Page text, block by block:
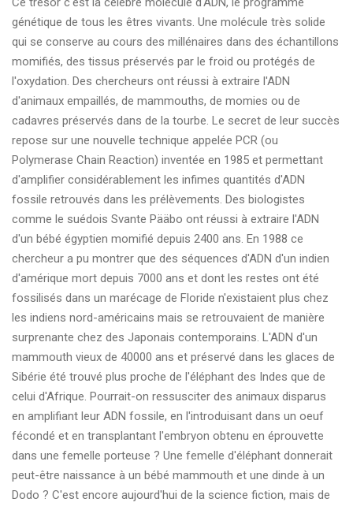
génétique de tous les êtres vivants. Une molécule très solide
qui se conserve au cours des millénaires dans des échantillons
momifiés, des tissus préservés par le froid ou protégés de
l'oxydation. Des chercheurs ont réussi à extraire l'ADN
d'animaux empaillés, de mammouths, de momies ou de
cadavres préservés dans de la tourbe. Le secret de leur succès
repose sur une nouvelle technique appelée PCR (ou
Polymerase Chain Reaction) inventée en 1985 et permettant
d'amplifier considérablement les infimes quantités d'ADN
fossile retrouvés dans les prélèvements. Des biologistes
comme le suédois Svante Pääbo ont réussi à extraire l'ADN
d'un bébé égyptien momifié depuis 2400 ans. En 1988 ce
chercheur a pu montrer que des séquences d'ADN d'un indien
d'amérique mort depuis 7000 ans et dont les restes ont été
fossilisés dans un marécage de Floride n'existaient plus chez
les indiens nord-américains mais se retrouvaient de manière
surprenante chez des Japonais contemporains. L'ADN d'un
mammouth vieux de 40000 ans et préservé dans les glaces de
Sibérie été trouvé plus proche de l'éléphant des Indes que de
celui d'Afrique. Pourrait-on ressusciter des animaux disparus
en amplifiant leur ADN fossile, en l'introduisant dans un oeuf
fécondé et en transplantant l'embryon obtenu en éprouvette
dans une femelle porteuse ? Une femelle d'éléphant donnerait
peut-être naissance à un bébé mammouth et une dinde à un
Dodo ? C'est encore aujourd'hui de la science fiction, mais de